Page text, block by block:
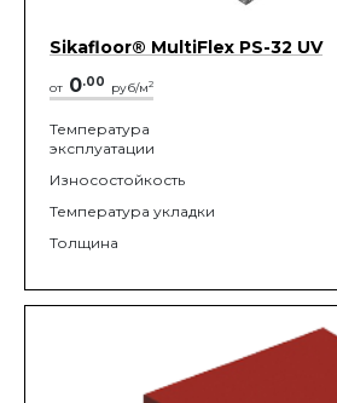
Sikafloor® MultiFlex PS-32 UV
от 0.00 руб/м2
Температура
эксплуатации
Износостойкость
Температура укладки
Толщина